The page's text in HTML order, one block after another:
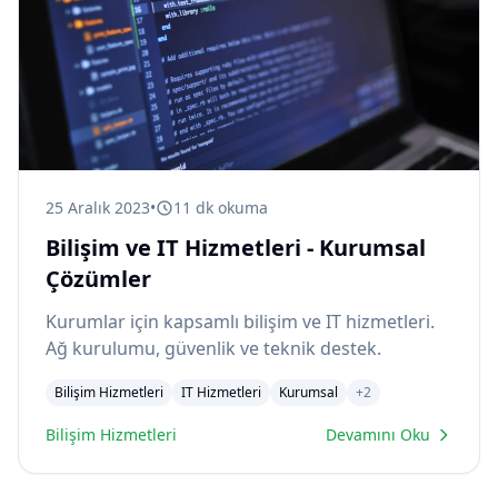
25 Aralık 2023• 11 dk okuma
Bilişim ve IT Hizmetleri - Kurumsal
Çözümler
Kurumlar için kapsamlı bilişim ve IT hizmetleri.
Ağ kurulumu, güvenlik ve teknik destek.
Bilişim Hizmetleri IT Hizmetleri Kurumsal +2
Bilişim Hizmetleri Devamını Oku